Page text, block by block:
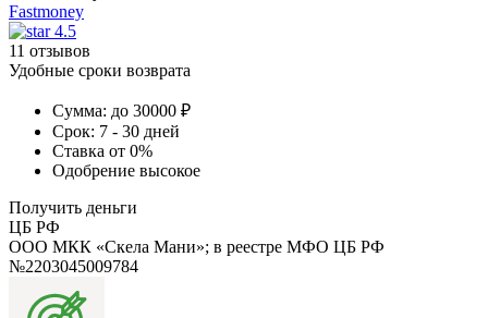
Fastmoney
4.5
11 отзывов
Удобные сроки возврата
Сумма: до 30000 ₽
Срок: 7 - 30 дней
Ставка от 0%
Одобрение высокое
Получить деньги
ЦБ РФ
ООО МКК «Скела Мани»; в реестре МФО ЦБ РФ
№2203045009784